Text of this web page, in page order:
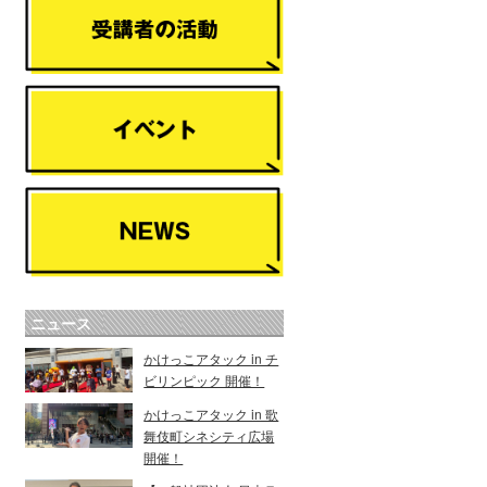
ニュース
かけっこアタック in チ
ビリンピック 開催！
かけっこアタック in 歌
舞伎町シネシティ広場
開催！